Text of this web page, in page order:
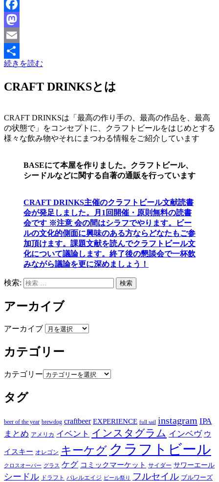
Facebook
Mastodon
Email
共
有
続きを読む
CRAFT DRINKSとは
CRAFT DRINKSは「最高の作り手の、最高の作品を、最高
の状態で」をコンセプトに、クラフトビールをはじめとする
様々な飲み物やそれにまつわる情報をご紹介しています
BASEにて本屋を作りました。クラフトビール、
シードルなどに関する自著の通販を行っています
CRAFT DRINKS主催のクラフトビール文献読書
会が発足しました。
月1回開催・原則無料の読書
会です ※注意 会の間はシラフでやります。
ビー
ルの文化的側面に興味のある方ならどなたもご参
加頂けます。 課題文献を読んでクラフトビール文
化について議論します。 終了後の懇談会で一杯飲
みながら議論を更に深めましょう！
検索: 検索
アーカイブ
アーカイブ
カテゴリー
カテゴリー
タグ
beer of the year brewdog craftbeer EXPERIENCE full sail instagram IPA
まとめ アメリカ イベント インスタグラム インベヴ ウ
イスキー オレゴン キーケグ クラフトビール
クロスオーバー グラス ケグ コミックマーケット サイダー サワーエール
シードル ドラフト バレルエイジ ビール祭り フルセイル ブルワーズ